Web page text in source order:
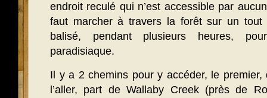
endroit reculé qui n’est accessible par
faut marcher à travers la forêt sur un tout
balisé, pendant plusieurs heures,
paradisiaque.
Il y a 2 chemins pour y accéder, le premier,
l’aller, part de Wallaby Creek (près de